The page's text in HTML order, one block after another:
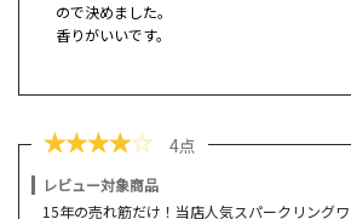
ので決めました。
香りがいいです。
★★★★☆ 4点
レビュー対象商品
15年の売れ筋だけ！当店人気スパークリング